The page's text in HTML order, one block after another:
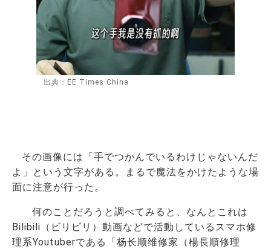
出典：EE Times China
その画像には「手でつかんでいるわけじゃないんだ
よ」という文字がある。まるで魔法をかけたような場
面に注意が行った。
何のことだろうと調べてみると、なんとこれは
Bilibili（ビリビリ）動画などで活動しているスマホ修
理系Youtuberである「杨长顺维修家（楊長順修理